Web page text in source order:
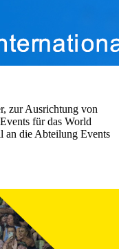
zur Ausrichtung von
für das World
an die Abteilung Events